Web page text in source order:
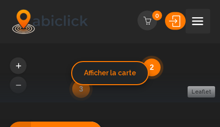
0
3
2
Leaflet
Afficher la carte